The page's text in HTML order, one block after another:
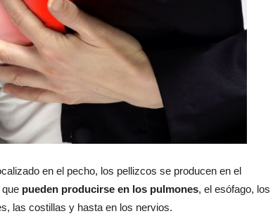
en el pecho, los pellizcos se producen en el
pueden producirse en los pulmones, el esófago, los
las costillas y hasta en los nervios.